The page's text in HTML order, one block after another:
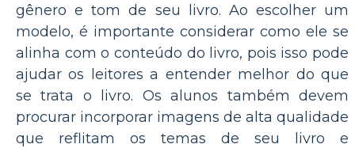
gênero e tom de seu livro. Ao escolher um
modelo, é importante considerar como ele se
alinha com o conteúdo do livro, pois isso pode
ajudar os leitores a entender melhor do que
se trata o livro. Os alunos também devem
procurar incorporar imagens de alta qualidade
que reflitam os temas de seu livro e